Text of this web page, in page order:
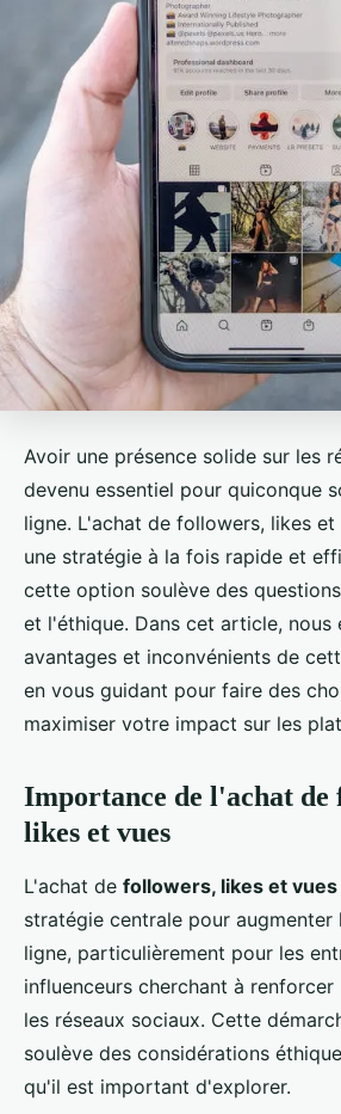
Avoir une présence solide sur les
devenu essentiel pour quiconque
ligne. L'achat de followers, likes et
une stratégie à la fois rapide et
cette option soulève des
et l'éthique. Dans cet article, nous
avantages et inconvénients de
en vous guidant pour faire des
maximiser votre impact sur les
Importance de l'achat de
likes et vues
L'achat de followers, likes et vues
stratégie centrale pour augmenter
ligne, particulièrement pour les
influenceurs cherchant à renforcer
les réseaux sociaux. Cette
soulève des considérations
qu'il est important d'explorer.